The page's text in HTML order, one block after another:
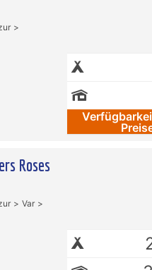
Roses
Var